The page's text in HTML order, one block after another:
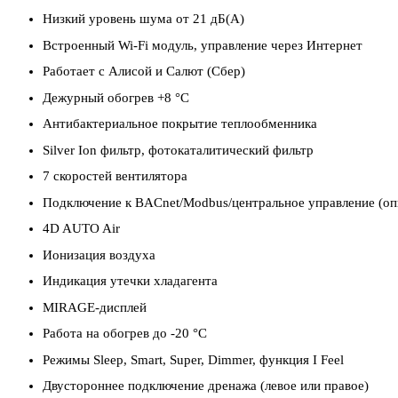
Низкий уровень шума от 21 дБ(А)
Встроенный Wi-Fi модуль, управление через Интернет
Работает с Алисой и Салют (Сбер)
Дежурный обогрев +8 °C
Антибактериальное покрытие теплообменника
Silver Ion фильтр, фотокаталитический фильтр
7 скоростей вентилятора
Подключение к BACnet/Modbus/центральное управление
4D AUTO Air
Ионизация воздуха
Индикация утечки хладагента
MIRAGE-дисплей
Работа на обогрев до -20 °C
Режимы Sleep, Smart, Super, Dimmer, функция I Feel
Двустороннее подключение дренажа (левое или правое)